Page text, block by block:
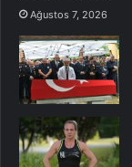
Ağustos 7, 2026